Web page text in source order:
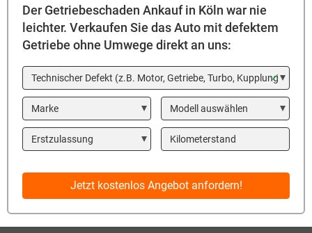
Der Getriebeschaden Ankauf in Köln war nie
leichter. Verkaufen Sie das Auto mit defektem
Getriebe ohne Umwege direkt an uns:
In welchem Zustand ist Ihr Auto?
Marke Modell
Year Kilometerstand
Jetzt kostenlos Angebot anfordern!